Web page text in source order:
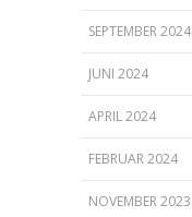
SEPTEMBER 2024
JUNI 2024
APRIL 2024
FEBRUAR 2024
NOVEMBER 2023